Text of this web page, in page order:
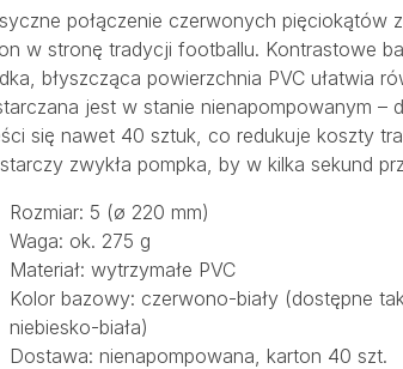
połączenie czerwonych pięciokątów
w stronę tradycji footballu. Kontrastowe
błyszcząca powierzchnia PVC ułatwia
jest w stanie nienapompowanym –
się nawet 40 sztuk, co redukuje koszty
zwykła pompka, by w kilka sekund
Rozmiar: 5 (ø 220 mm)
Waga: ok. 275 g
Materiał: wytrzymałe PVC
Kolor bazowy: czerwono-biały (dostępne
niebiesko-biała)
Dostawa: nienapompowana, karton 40 szt.